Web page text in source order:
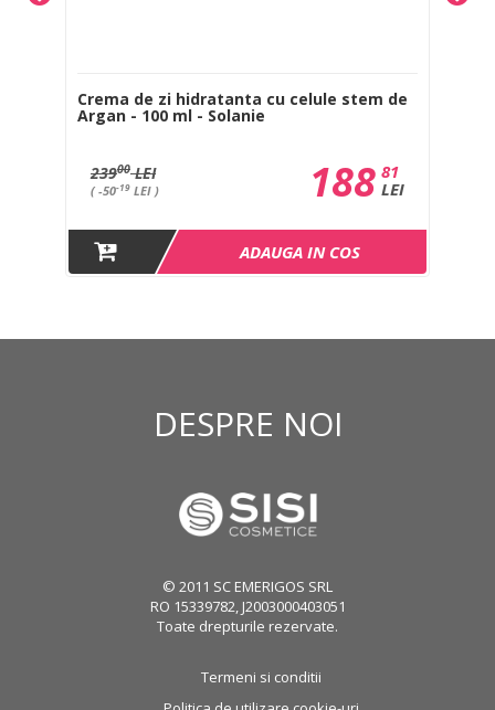
Crema de zi hidratanta cu celule stem de
Argan - 100 ml - Solanie
23900LEI
( -50-19 LEI )
81
LEI
188
ADAUGA IN COS
DESPRE NOI
© 2011 SC EMERIGOS SRL
RO 15339782, J2003000403051
Toate drepturile rezervate.
Termeni si conditii